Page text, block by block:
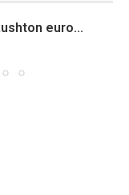
euro...